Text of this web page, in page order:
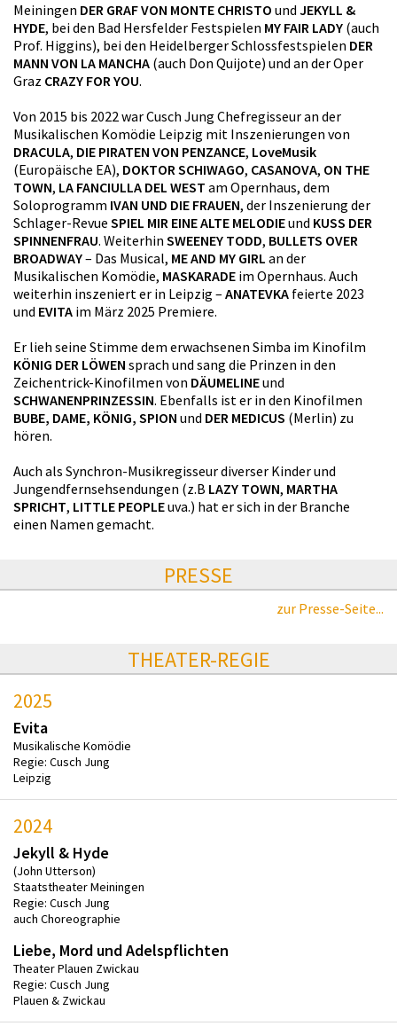
Meiningen DER GRAF VON MONTE CHRISTO und JEKYLL &
HYDE, bei den Bad Hersfelder Festspielen MY FAIR LADY (auch
Prof. Higgins), bei den Heidelberger Schlossfestspielen DER
MANN VON LA MANCHA (auch Don Quijote) und an der Oper
Graz CRAZY FOR YOU.
Von 2015 bis 2022 war Cusch Jung Chefregisseur an der
Musikalischen Komödie Leipzig mit Inszenierungen von
DRACULA, DIE PIRATEN VON PENZANCE, LoveMusik
(Europäische EA), DOKTOR SCHIWAGO, CASANOVA, ON THE
TOWN, LA FANCIULLA DEL WEST am Opernhaus, dem
Soloprogramm IVAN UND DIE FRAUEN, der Inszenierung der
Schlager-Revue SPIEL MIR EINE ALTE MELODIEund KUSS DER
SPINNENFRAU. Weiterhin SWEENEY TODD, BULLETS OVER
BROADWAY– Das Musical, ME AND MY GIRL an der
Musikalischen Komödie, MASKARADE im Opernhaus. Auch
weiterhin inszeniert er in Leipzig – ANATEVKA feierte 2023
und EVITA im März 2025 Premiere.
Er lieh seine Stimme dem erwachsenen Simba im Kinofilm
KÖNIG DER LÖWEN sprach und sang die Prinzen in den
Zeichentrick-Kinofilmen von DÄUMELINEund
SCHWANENPRINZESSIN. Ebenfalls ist er in den Kinofilmen
BUBE, DAME, KÖNIG, SPION und DER MEDICUS (Merlin) zu
hören.
Auch als Synchron-Musikregisseur diverser Kinder und
Jungendfernsehsendungen (z.B LAZY TOWN, MARTHA
SPRICHT, LITTLE PEOPLEuva.) hat er sich in der Branche
einen Namen gemacht.
PRESSE
zur Presse-Seite...
THEATER-REGIE
2025
Evita
Musikalische Komödie
Regie: Cusch Jung
Leipzig
2024
Jekyll & Hyde
(John Utterson)
Staatstheater Meiningen
Regie: Cusch Jung
auch Choreographie
Liebe, Mord und Adelspflichten
Theater Plauen Zwickau
Regie: Cusch Jung
Plauen & Zwickau